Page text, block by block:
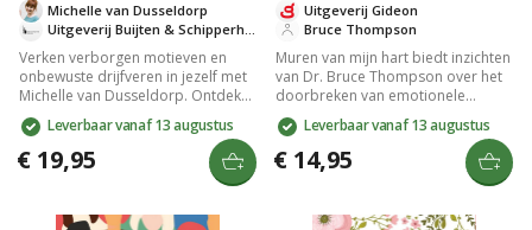
Uitgeverij Buijten & Schipperheijn
Michelle van Dusseldorp
Verken verborgen motieven en
onbewuste drijfveren in jezelf met
Michelle van Dusseldorp. Ontdek
hoe zelfinzicht en christelijke
principes leiden tot innerlijke
genezing en geestelijke
volwassenheid. Dit praktische boek
in elf stappen biedt levenslange
Leverbaar vanaf 13 augustus
€ 19,95
Bruce Thompson
Uitgeverij Gideon
Muren van mijn hart biedt inzichten
van Dr. Bruce Thompson over het
doorbreken van emotionele
barrières voor persoonlijke groei.
Gebaseerd op bijbelse principes,
helpt dit wereldwijde bestseller je
te herstellen van relationele en
geestelijke schade. Geschreven
Leverbaar vanaf 13 augustus
€ 14,95